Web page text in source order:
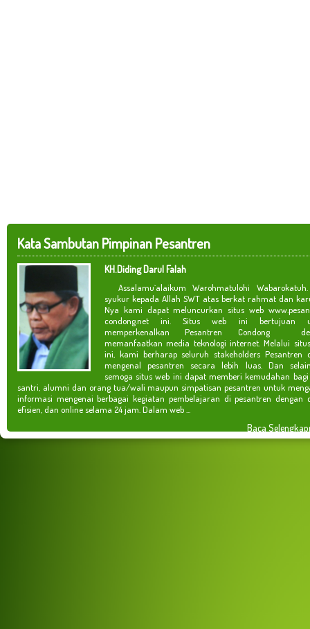
Kata Sambutan Pimpinan Pesantren
KH.Diding Darul Falah
Assalamu`alaikum Warohmatulohi
syukur kepada Allah SWT atas berkat rahmat dan
Nya kami dapat meluncurkan situs web
condong.net ini. Situs web ini bertujuan
memperkenalkan Pesantren Condong
memanfaatkan media teknologi internet. Melalui
ini, kami berharap seluruh stakeholders Pesantren
mengenal pesantren secara lebih luas. Dan
semoga situs web ini dapat memberi kemudahan
santri, alumni dan orang tua/wali maupun simpatisan pesantren untuk
informasi mengenai berbagai kegiatan pembelajaran di pesantren dengan
efisien, dan online selama 24 jam. Dalam web ...
Baca